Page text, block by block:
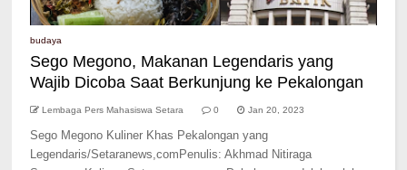
budaya
Sego Megono, Makanan Legendaris yang
Wajib Dicoba Saat Berkunjung ke Pekalongan
Lembaga Pers Mahasiswa Setara 0 Jan 20, 2023
Sego Megono Kuliner Khas Pekalongan yang
Legendaris/Setaranews,comPenulis: Akhmad Nitiraga